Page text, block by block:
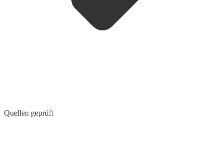
Quellen geprüft